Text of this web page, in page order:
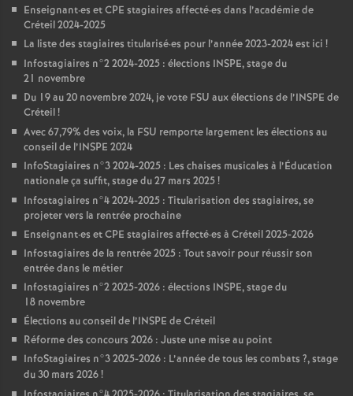
Enseignant·es etCPE stagiaires affecté·es dans l’académie de
Créteil 2024-2025
La liste des stagiaires titularisé·es pour l’année 2023-2024 est ici !
Infostagiaires n°2 2024-2025 : élections INSPE, stage du
21 novembre
Du 19 au 20 novembre 2024, je vote FSU aux élections de l’INSPE de
Créteil!
Avec 67,79% des voix, la FSU remporte largement les élections au
conseil de l’INSPE 2024
InfoStagiaires n°3 2024-2025 : Les chaises musicales à l’Éducation
nationale ça suffit, stage du 27 mars 2025!
Infostagiaires n°4 2024-2025 : Titularisation des stagiaires, se
projeter vers la rentrée prochaine
Enseignant·es etCPE stagiaires affecté·es à Créteil 2025-2026
Infostagiaires de la rentrée 2025 : Tout savoir pour réussir son
entrée dans le métier
Infostagiaires n°2 2025-2026 : élections INSPE, stage du
18 novembre
Élections au conseil de l’INSPE de Créteil
Réforme des concours 2026 : Juste une mise au point
InfoStagiaires n°3 2025-2026 : L’année de tous les combats ?, stage
du 30 mars 2026!